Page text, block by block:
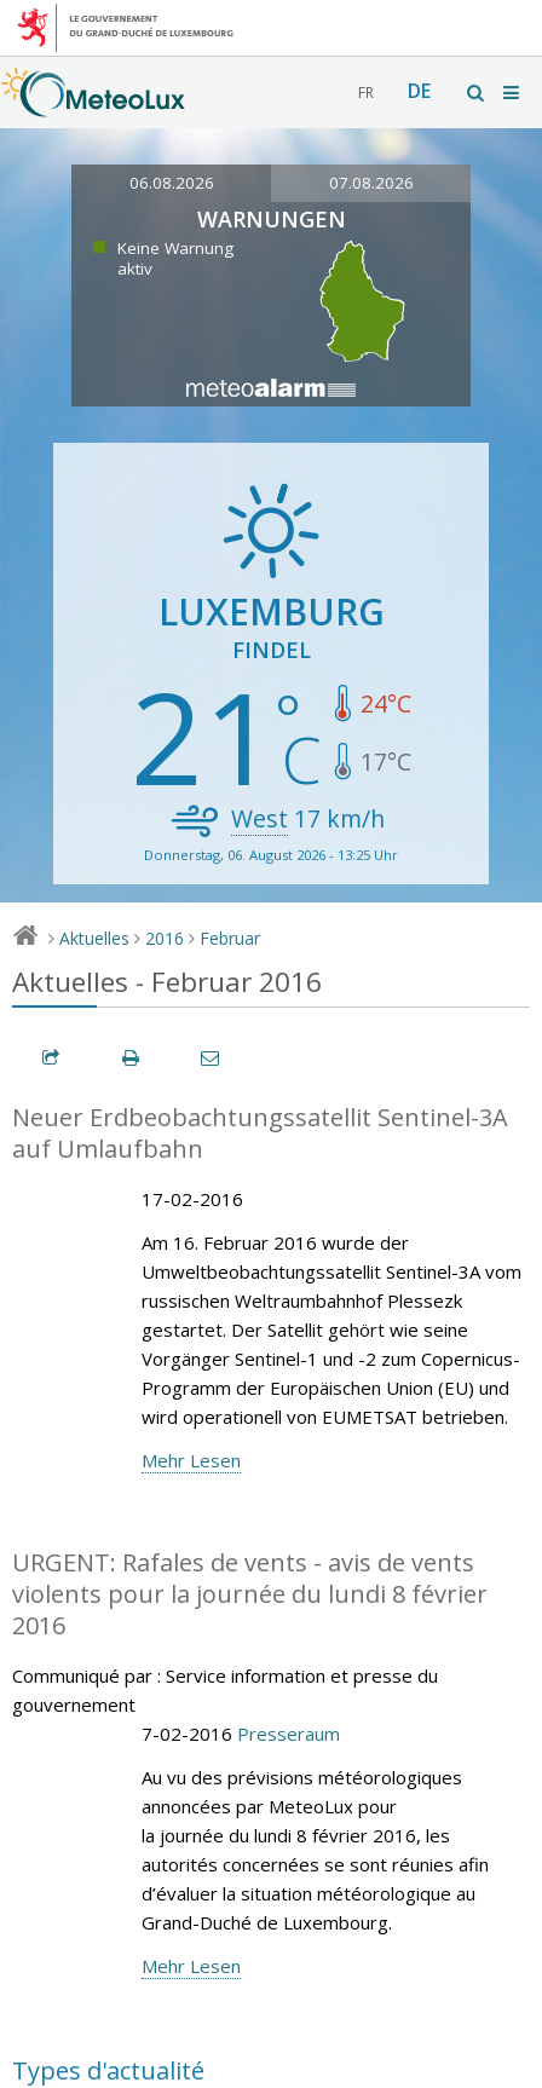
FR DE
06.08.2026 07.08.2026
WARNUNGEN
Keine Warnung
aktiv
LUXEMBURG
FINDEL
21 24°C
17°C
West 17 km/h
Donnerstag, 06. August 2026 - 13:25 Uhr
> Aktuelles > 2016 > Februar
Aktuelles - Februar 2016
Neuer Erdbeobachtungssatellit Sentinel-3A
auf Umlaufbahn
17-02-2016
Am 16. Februar 2016 wurde der
Umweltbeobachtungssatellit Sentinel-3A vom
russischen Weltraumbahnhof Plessezk
gestartet. Der Satellit gehört wie seine
Vorgänger Sentinel-1 und -2 zum Copernicus-
Programm der Europäischen Union (EU) und
wird operationell von EUMETSAT betrieben.
Mehr Lesen
URGENT: Rafales de vents - avis de vents
violents pour la journée du lundi 8 février
2016
Communiqué par : Service information et presse du
gouvernement
7-02-2016 Presseraum
Au vu des prévisions météorologiques
annoncées par MeteoLux pour
la journée du lundi 8 février 2016, les
autorités concernées se sont réunies afin
d’évaluer la situation météorologique au
Grand-Duché de Luxembourg.
Mehr Lesen
Types d'actualité